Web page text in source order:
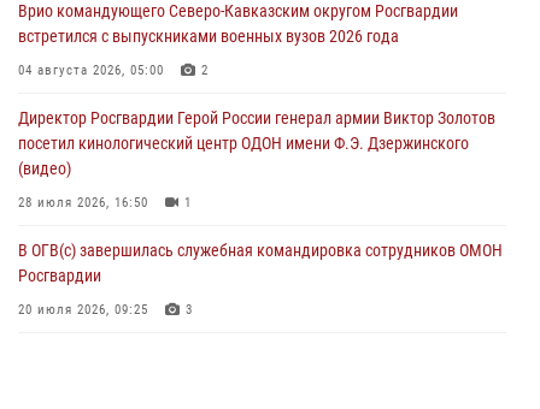
угрожавшего подростку травматическим пистолетом
06 августа 2026, 11:33
крупная нарколаборатория
Врио командующего Северо-Кавказским округом Росгвардии
встретился с выпускниками военных вузов 2026 года
04 августа 2026, 05:00 2
Директор Росгвардии Герой России генерал армии Виктор Золотов
посетил кинологический центр ОДОН имени Ф.Э. Дзержинского
(видео)
28 июля 2026, 16:50 1
В ОГВ(с) завершилась служебная командировка сотрудников ОМОН
Росгвардии
20 июля 2026, 09:25 3